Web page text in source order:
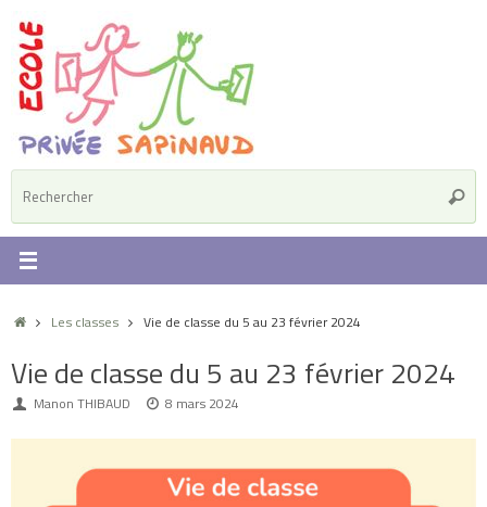
contenu
:
AccueilLes classes Vie de classe du 5 au 23 février 2024
Vie de classe du 5 au 23 février 2024
Manon THIBAUD 8 mars 2024